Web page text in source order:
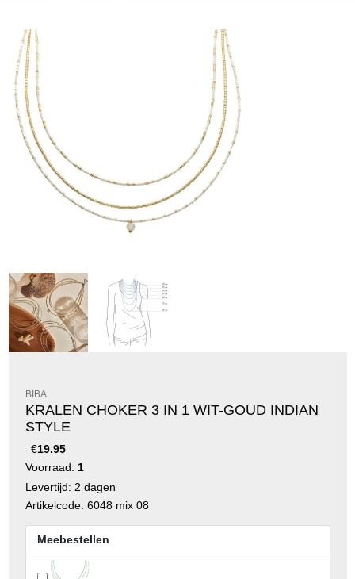
BIBA
KRALEN CHOKER 3 IN 1 WIT-GOUD INDIAN
STYLE
€19.95
Voorraad: 1
Levertijd: 2 dagen
Artikelcode: 6048 mix 08
Meebestellen